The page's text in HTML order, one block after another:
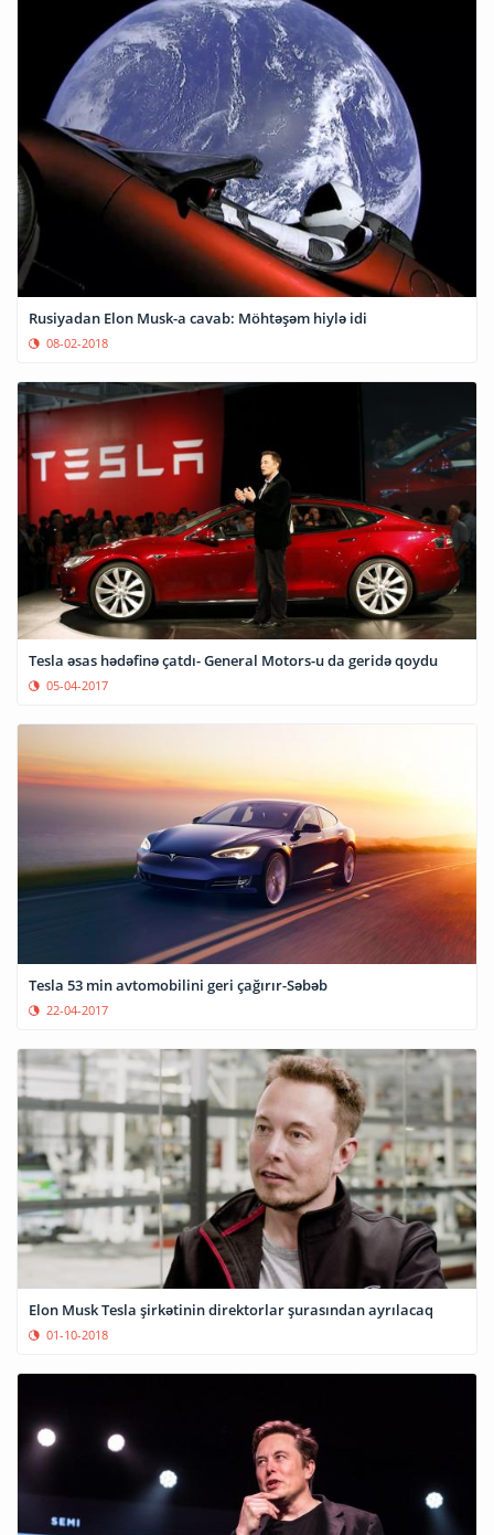
Rusiyadan Elon Musk-a cavab: Möhtəşəm hiylə idi
08-02-2018
Tesla əsas hədəfinə çatdı- General Motors-u da geridə qoydu
05-04-2017
Tesla 53 min avtomobilini geri çağırır-Səbəb
22-04-2017
Elon Musk Tesla şirkətinin direktorlar şurasından ayrılacaq
01-10-2018